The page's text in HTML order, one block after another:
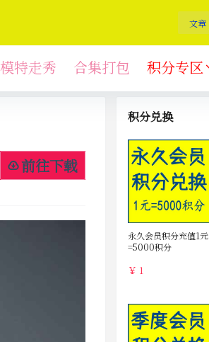
文章
模特走秀 合集打包 积分专区
前往下载
积分兑换
永久会员积分充值1元
=5000积分
￥ 1